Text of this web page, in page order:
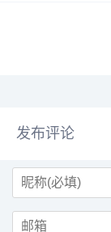
发布评论